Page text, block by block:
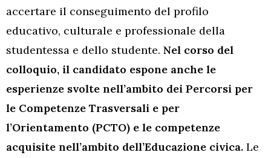
accertare il conseguimento del profilo
educativo, culturale e professionale della
studentessa e dello studente. Nel corso del
colloquio, il candidato espone anche le
esperienze svolte nell’ambito dei Percorsi per
le Competenze Trasversali e per
l’Orientamento (PCTO) e le competenze
acquisite nell’ambito dell’Educazione civica. Le